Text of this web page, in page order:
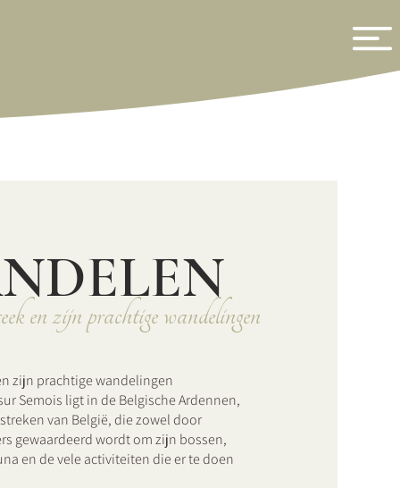
en zijn prachtige wandelingen
zijn prachtige wandelingen
Semois ligt in de Belgische Ardennen,
van België, die zowel door
gewaardeerd wordt om zijn bossen,
en de vele activiteiten die er te doen